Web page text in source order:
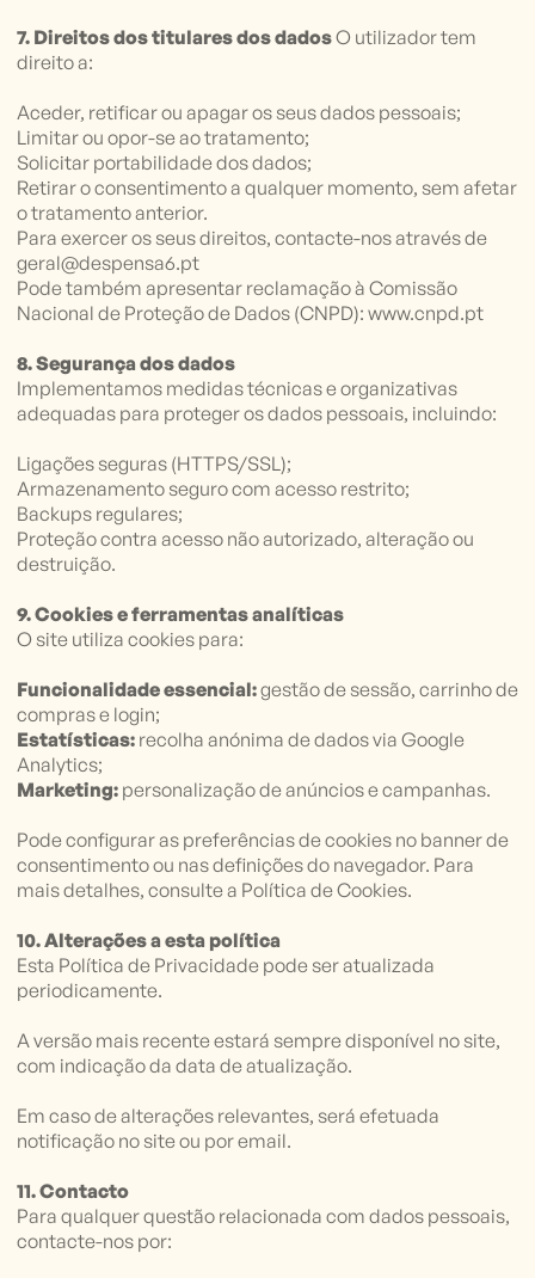
7. Direitos dos titulares dos dadosO utilizador tem
direito a:
Aceder, retificar ou apagar os seus dados pessoais;
Limitar ou opor-se ao tratamento;
Solicitar portabilidade dos dados;
Retirar o consentimento a qualquer momento, sem afetar
o tratamento anterior.
Para exercer os seus direitos, contacte-nos através de
geral@despensa6.pt
Pode também apresentar reclamação à Comissão
Nacional de Proteção de Dados (CNPD): www.cnpd.pt
8. Segurança dos dados
Implementamos medidas técnicas e organizativas
adequadas para proteger os dados pessoais, incluindo:
Ligações seguras (HTTPS/SSL);
Armazenamento seguro com acesso restrito;
Backups regulares;
Proteção contra acesso não autorizado, alteração ou
destruição.
9. Cookies e ferramentas analíticas
O site utiliza cookies para:
Funcionalidade essencial:gestão de sessão, carrinho de
compras e login;
Estatísticas: recolha anónima de dados via Google
Analytics;
Marketing: personalização de anúncios e campanhas.
Pode configurar as preferências de cookies no banner de
consentimento ou nas definições do navegador. Para
mais detalhes, consulte a Política de Cookies.
10. Alterações a esta política
Esta Política de Privacidade pode ser atualizada
periodicamente.
A versão mais recente estará sempre disponível no site,
com indicação da data de atualização.
Em caso de alterações relevantes, será efetuada
notificação no site ou por email.
11. Contacto
Para qualquer questão relacionada com dados pessoais,
contacte-nos por: